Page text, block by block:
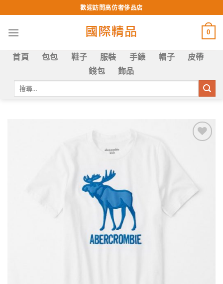
to
content
歡迎訪問高仿奢侈品店
0
首頁 包包 鞋子 服裝 手錶 帽子
皮帶
錢包
飾品